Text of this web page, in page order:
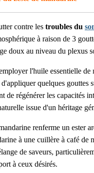
contre les troubles du
à raison de 3
doux au niveau du plexus
l'huile essentielle
quelques
de régénérer les capacités
issue d'un héritage
renferme un ester
à une cuillère à café
de saveurs,
à ceux désirés.